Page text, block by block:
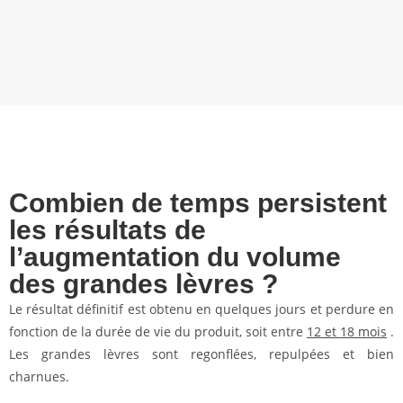
Combien de temps persistent
les résultats de
l’augmentation du volume
des grandes lèvres ?
Le résultat définitif est obtenu en quelques jours et perdure en
fonction de la durée de vie du produit, soit entre 12 et 18 mois .
Les grandes lèvres sont regonflées, repulpées et bien
charnues.